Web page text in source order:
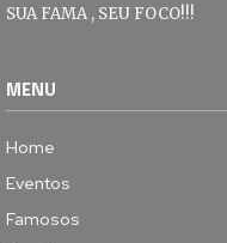
SUA FAMA , SEU FOCO!!!
MENU
Home
Eventos
Famosos